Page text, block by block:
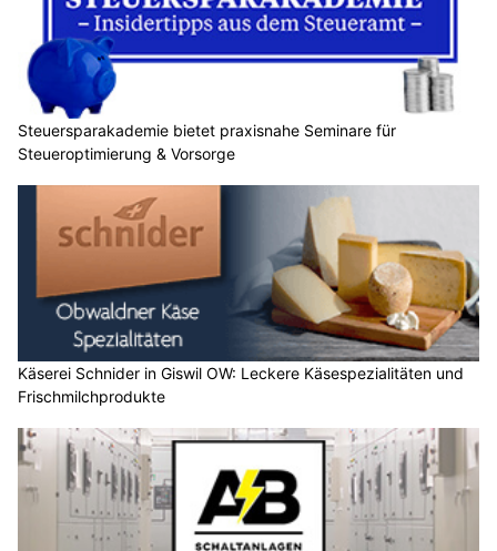
Steuersparakademie bietet praxisnahe Seminare für
Steueroptimierung & Vorsorge
Käserei Schnider in Giswil OW: Leckere Käsespezialitäten und
Frischmilchprodukte